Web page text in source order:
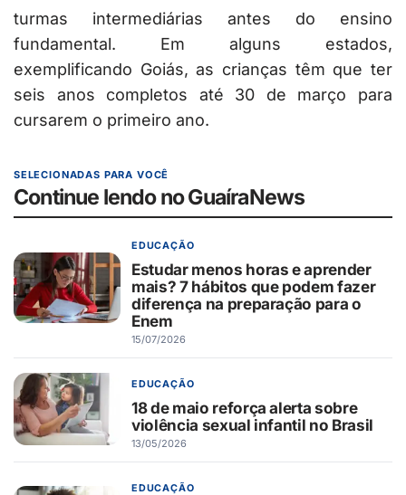
turmas intermediárias antes do ensino
fundamental. Em alguns estados,
exemplificando Goiás, as crianças têm que ter
seis anos completos até 30 de março para
cursarem o primeiro ano.
SELECIONADAS PARA VOCÊ
Continue lendo no GuaíraNews
EDUCAÇÃO
Estudar menos horas e aprender
mais? 7 hábitos que podem fazer
diferença na preparação para o
Enem
15/07/2026
EDUCAÇÃO
18 de maio reforça alerta sobre
violência sexual infantil no Brasil
13/05/2026
EDUCAÇÃO